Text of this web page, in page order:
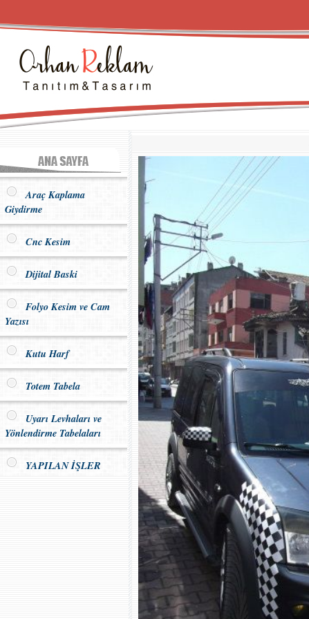
Araç Kaplama
Giydirme
Cnc Kesim
Dijital Baski
Folyo Kesim ve Cam
Yazısı
Kutu Harf
Totem Tabela
Uyarı Levhaları ve
Yönlendirme Tabelaları
YAPILAN İŞLER